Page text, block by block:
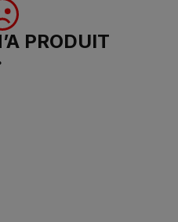
PRODUIT